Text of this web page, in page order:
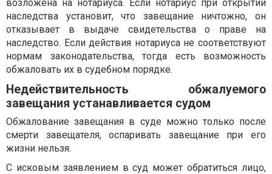
возложена на нотариуса. Если нотариус при открытии
наследства установит, что завещание ничтожно, он
отказывает в выдаче свидетельства о праве на
наследство. Если действия нотариуса не соответствуют
нормам законодательства, тогда есть возможность
обжаловать их в судебном порядке.
Недействительность обжалуемого
завещания устанавливается судом
Обжалование завещания в суде можно только после
смерти завещателя, оспаривать завещание при его
жизни нельзя.
С исковым заявлением в суд может обратиться лицо,